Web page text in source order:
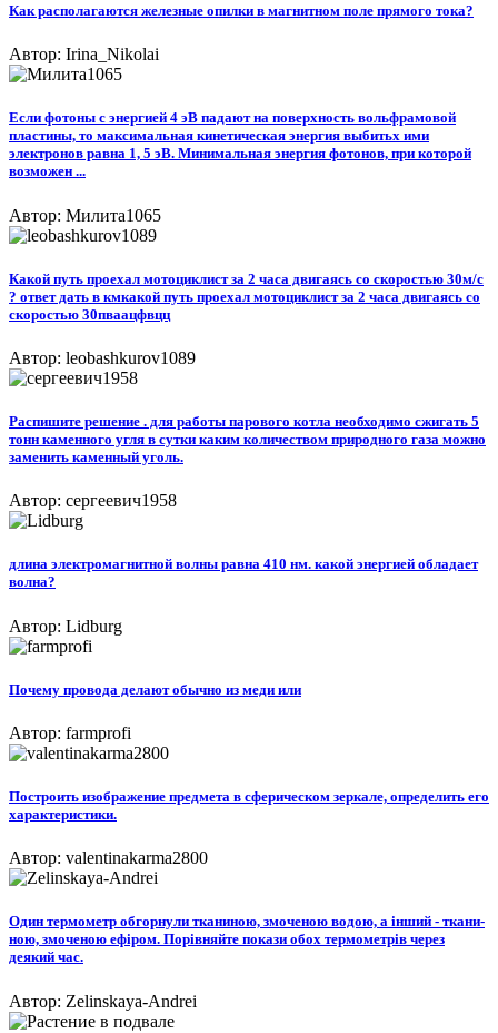
Как располагаются железные опилки в магнитном поле прямого тока?
Автор: Irina_Nikolai
Eсли фотоны с энергией 4 эВ падают на поверхность вольфрамовой
пластины, то максимальная кинетическая энергия выбитьх ими
электронов равна 1, 5 эВ. Минимальная энергия фотонов, при которой
возможен ...
Автор: Милита1065
Какой путь проехал мотоциклист за 2 часа двигаясь со скоростью 30м/с
? ответ дать в кмкакой путь проехал мотоциклист за 2 часа двигаясь со
скоростью 30пваацфвцц
Автор: leobashkurov1089
Распишите решение . для работы парового котла необходимо сжигать 5
тонн каменного угля в сутки каким количеством природного газа можно
заменить каменный уголь.
Автор: сергеевич1958
длина электромагнитной волны равна 410 нм. какой энергией обладает
волна?
Автор: Lidburg
Почему провода делают обычно из меди или
Автор: farmprofi
Построить изображение предмета в сферическом зеркале, определить его
характеристики.
Автор: valentinakarma2800
Один термометр обгорнули тканиною, змоченою водою, а інший - ткани-
ною, змоченою ефіром. Порівняйте покази обох термометрів через
деякий час.​
Автор: Zelinskaya-Andrei